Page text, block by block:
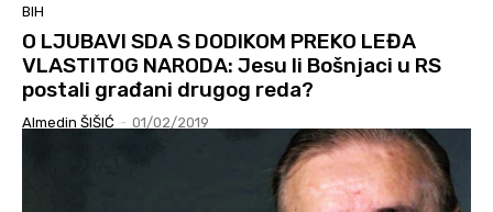
BIH
O LJUBAVI SDA S DODIKOM PREKO LEĐA
VLASTITOG NARODA: Jesu li Bošnjaci u RS
postali građani drugog reda?
Almedin ŠIŠIĆ - 01/02/2019